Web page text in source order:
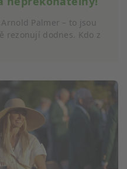
Palmer – to jsou
rezonují dodnes. Kdo z
s IAB: